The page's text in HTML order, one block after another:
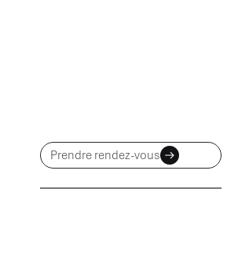
Prendre rendez-vous